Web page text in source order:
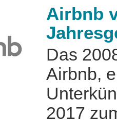
Airbnb
Das
Airbnb,
2017